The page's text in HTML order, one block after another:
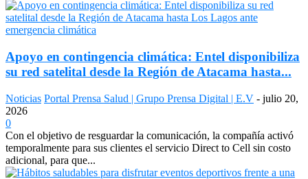
Apoyo en contingencia climática: Entel disponibiliza
su red satelital desde la Región de Atacama hasta...
Noticias Portal Prensa Salud | Grupo Prensa Digital | E.V - julio 20,
2026
0
Con el objetivo de resguardar la comunicación, la compañía activó
temporalmente para sus clientes el servicio Direct to Cell sin costo
adicional, para que...